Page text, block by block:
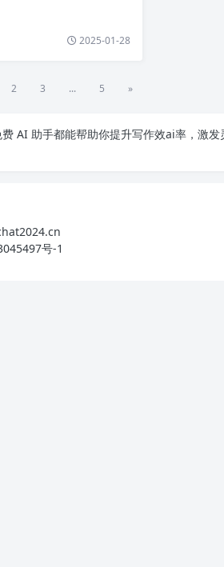
2025-01-28
2 3 ... 5 »
AI 助手都能帮助你提升写作效ai率，激
号-1